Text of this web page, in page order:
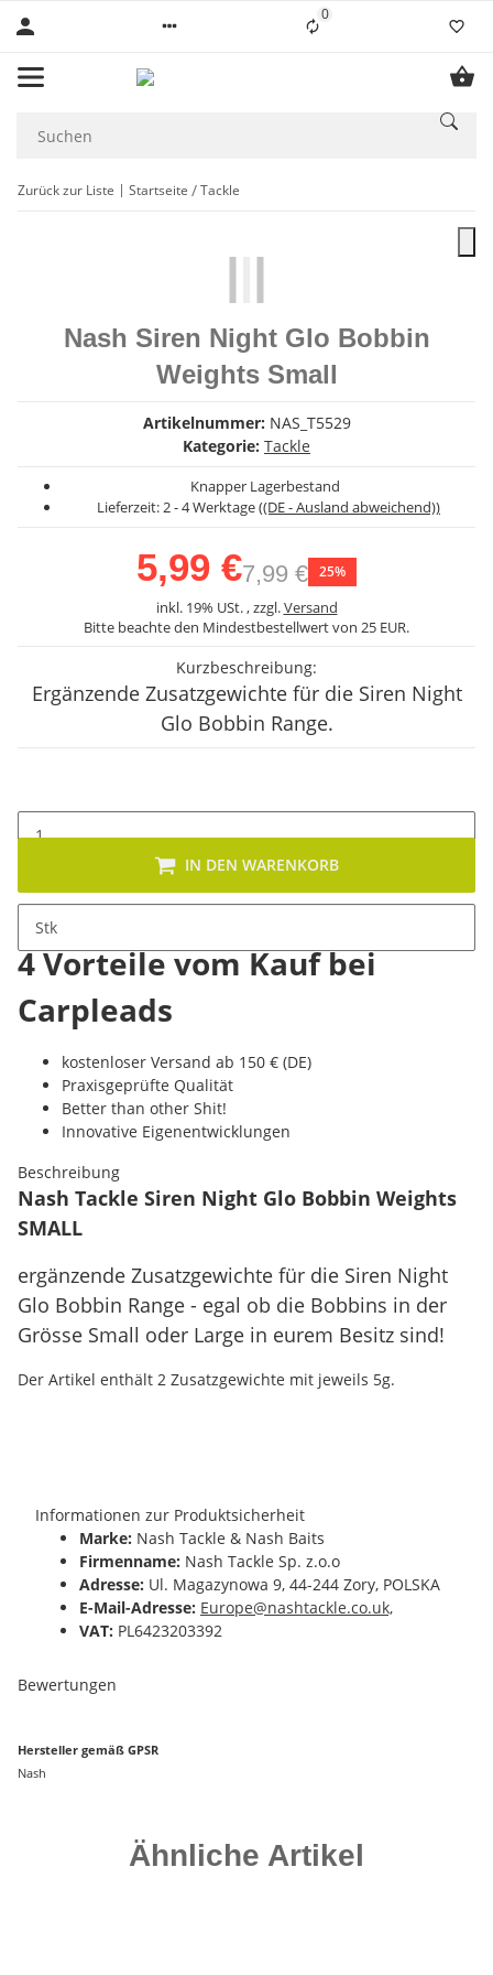
0Liste ist leer
Zurück zur Liste Startseite Tackle
Nash Siren Night Glo Bobbin
Weights Small
Artikelnummer: NAS_T5529
Kategorie: Tackle
Knapper Lagerbestand
Lieferzeit:2 - 4 Werktage((DE - Ausland abweichend))
5,99 €7,99 € 25%
inkl. 19% USt. , zzgl.Versand
Bitte beachte den Mindestbestellwert von 25 EUR.
Kurzbeschreibung:
Ergänzende Zusatzgewichte für die Siren Night
Glo Bobbin Range.
Stk
IN DEN WARENKORB
4 Vorteile vom Kauf bei
Carpleads
kostenloser Versand ab 150 € (DE)
Praxisgeprüfte Qualität
Better than other Shit!
Innovative Eigenentwicklungen
Beschreibung
Nash Tackle Siren Night Glo Bobbin Weights
SMALL
ergänzende Zusatzgewichte für die Siren Night
Glo Bobbin Range - egal ob die Bobbins in der
Grösse Small oder Large in eurem Besitz sind!
Der Artikel enthält 2 Zusatzgewichte mit jeweils 5g.
Informationen zur Produktsicherheit
Marke: Nash Tackle & Nash Baits
Firmenname: Nash Tackle Sp. z.o.o
Adresse: Ul. Magazynowa 9, 44-244 Zory, POLSKA
E-Mail-Adresse: Europe@nashtackle.co.uk,
VAT: PL6423203392
Bewertungen
Hersteller gemäß GPSR
Nash
Ähnliche Artikel